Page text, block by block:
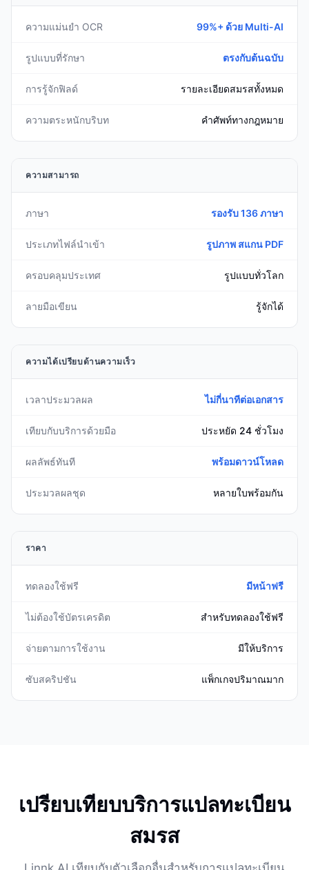
ความแม่นยำ OCR 99%+ ด้วย Multi-AI
รูปแบบที่รักษา ตรงกับต้นฉบับ
การรู้จักฟิลด์ รายละเอียดสมรสทั้งหมด
ความตระหนักบริบท คำศัพท์ทางกฎหมาย
ความสามารถ
ภาษา รองรับ 136 ภาษา
ประเภทไฟล์นำเข้า รูปภาพ สแกน PDF
ครอบคลุมประเทศ รูปแบบทั่วโลก
ลายมือเขียน รู้จักได้
ความได้เปรียบด้านความเร็ว
เวลาประมวลผล ไม่กี่นาทีต่อเอกสาร
เทียบกับบริการด้วยมือ ประหยัด 24 ชั่วโมง
ผลลัพธ์ทันที พร้อมดาวน์โหลด
ประมวลผลชุด หลายใบพร้อมกัน
ราคา
ทดลองใช้ฟรี มีหน้าฟรี
ไม่ต้องใช้บัตรเครดิต สำหรับทดลองใช้ฟรี
จ่ายตามการใช้งาน มีให้บริการ
ซับสคริปชัน แพ็กเกจปริมาณมาก
เปรียบเทียบบริการแปลทะเบียน
สมรส